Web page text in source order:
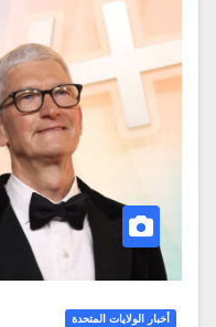
أخبار الولايات المتحدة